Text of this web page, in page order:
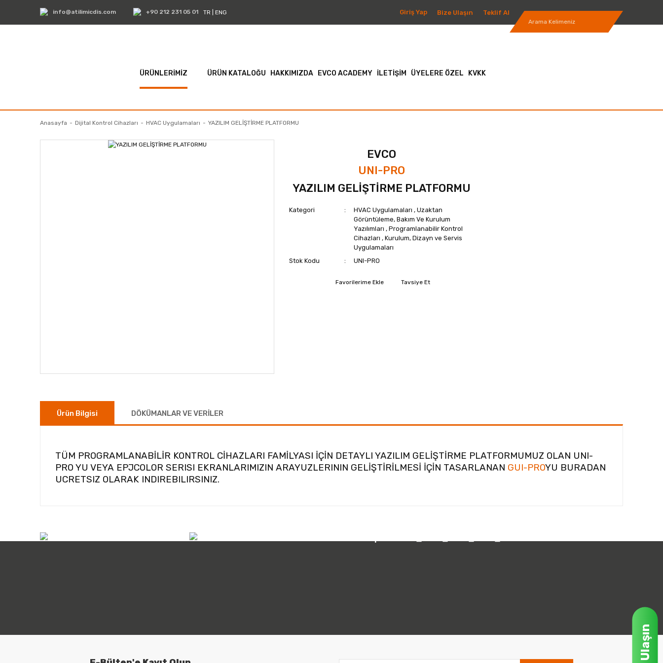
info@atilimicdis.com +90 212 231 05 01 TR ENG Giriş Yap Bize Ulaşın Teklif Al
ÜRÜNLERİMİZ ÜRÜN KATALOĞU HAKKIMIZDA EVCO ACADEMY İLETİŞİM ÜYELERE ÖZEL KVKK
Anasayfa Dijital Kontrol Cihazları HVAC Uygulamaları YAZILIM GELİŞTİRME PLATFORMU
EVCO
UNI-PRO
YAZILIM GELİŞTİRME PLATFORMU
Kategori HVAC Uygulamaları ,Uzaktan
Görüntüleme, Bakım Ve Kurulum
Yazılımları ,Programlanabilir Kontrol
Cihazları ,Kurulum, Dizayn ve Servis
Uygulamaları
Stok Kodu
UNI-PRO
Tavsiye Et
Ürün Bilgisi DÖKÜMANLAR VE VERİLER
TÜM PROGRAMLANABİLİR KONTROL CİHAZLARI FAMİLYASI İÇİN DETAYLI YAZILIM GELİŞTİRME PLATFORMUMUZ OLAN UNI-
PRO YU VEYA EPJCOLOR SERISI EKRANLARIMIZIN ARAYUZLERININ GELİŞTİRİLMESİ İÇİN TASARLANAN GUI-PROYU BURADAN
UCRETSIZ OLARAK INDIREBILIRSINIZ.
Software (official release)